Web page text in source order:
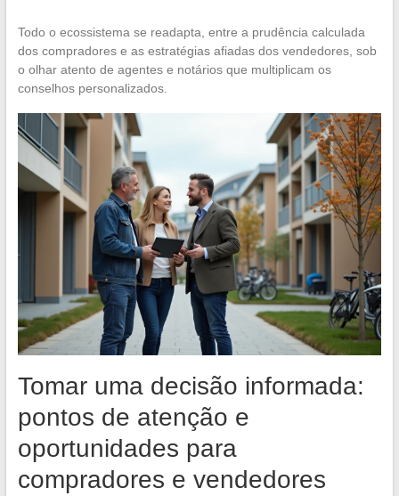
Todo o ecossistema se readapta, entre a prudência calculada
dos compradores e as estratégias afiadas dos vendedores, sob
o olhar atento de agentes e notários que multiplicam os
conselhos personalizados.
Tomar uma decisão informada:
pontos de atenção e
oportunidades para
compradores e vendedores